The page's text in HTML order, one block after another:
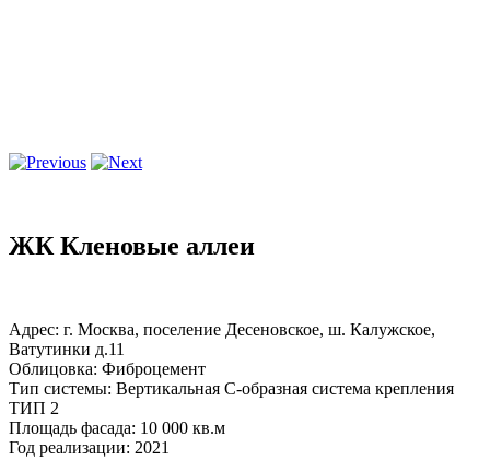
ЖК Кленовые аллеи
Адрес: г. Москва, поселение Десеновское, ш. Калужское,
Ватутинки д.11
Облицовка: Фиброцемент
Тип системы: Вертикальная С-образная система крепления
ТИП 2
Площадь фасада: 10 000 кв.м
Год реализации: 2021